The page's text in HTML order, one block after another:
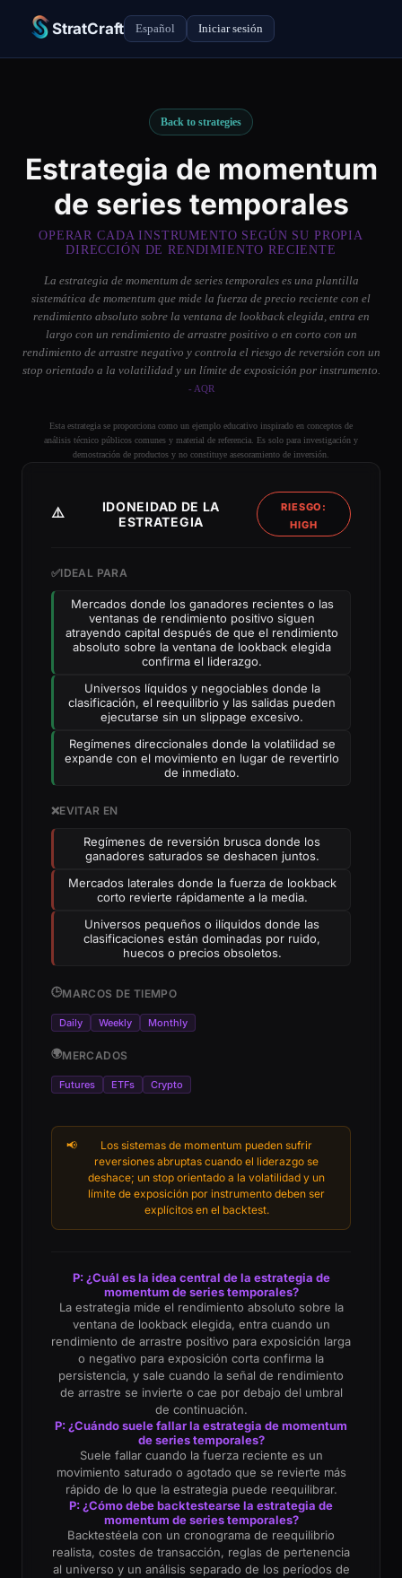
StratCraft Español Iniciar sesión
Back to strategies
Estrategia de momentum
de series temporales
OPERAR CADA INSTRUMENTO SEGÚN SU PROPIA
DIRECCIÓN DE RENDIMIENTO RECIENTE
La estrategia de momentum de series temporales es una plantilla
sistemática de momentum que mide la fuerza de precio reciente con el
rendimiento absoluto sobre la ventana de lookback elegida, entra en
largo con un rendimiento de arrastre positivo o en corto con un
rendimiento de arrastre negativo y controla el riesgo de reversión con un
stop orientado a la volatilidad y un límite de exposición por instrumento.
- AQR
Esta estrategia se proporciona como un ejemplo educativo inspirado en conceptos de
análisis técnico públicos comunes y material de referencia. Es solo para investigación y
demostración de productos y no constituye asesoramiento de inversión.
⚠️
IDONEIDAD DE LA
ESTRATEGIA
RIESGO:
HIGH
✅IDEAL PARA
Mercados donde los ganadores recientes o las
ventanas de rendimiento positivo siguen
atrayendo capital después de que el rendimiento
absoluto sobre la ventana de lookback elegida
confirma el liderazgo.
Universos líquidos y negociables donde la
clasificación, el reequilibrio y las salidas pueden
ejecutarse sin un slippage excesivo.
Regímenes direccionales donde la volatilidad se
expande con el movimiento en lugar de revertirlo
de inmediato.
❌EVITAR EN
Regímenes de reversión brusca donde los
ganadores saturados se deshacen juntos.
Mercados laterales donde la fuerza de lookback
corto revierte rápidamente a la media.
Universos pequeños o ilíquidos donde las
clasificaciones están dominadas por ruido,
huecos o precios obsoletos.
🕒MARCOS DE TIEMPO
Daily Weekly Monthly
🌍MERCADOS
Futures ETFs Crypto
📢
Los sistemas de momentum pueden sufrir
reversiones abruptas cuando el liderazgo se
deshace; un stop orientado a la volatilidad y un
límite de exposición por instrumento deben ser
explícitos en el backtest.
P: ¿Cuál es la idea central de la estrategia de
momentum de series temporales?
La estrategia mide el rendimiento absoluto sobre la
ventana de lookback elegida, entra cuando un
rendimiento de arrastre positivo para exposición larga
o negativo para exposición corta confirma la
persistencia, y sale cuando la señal de rendimiento
de arrastre se invierte o cae por debajo del umbral
de continuación.
P: ¿Cuándo suele fallar la estrategia de momentum
de series temporales?
Suele fallar cuando la fuerza reciente es un
movimiento saturado o agotado que se revierte más
rápido de lo que la estrategia puede reequilibrar.
P: ¿Cómo debe backtestearse la estrategia de
momentum de series temporales?
Backtestéela con un cronograma de reequilibrio
realista, costes de transacción, reglas de pertenencia
al universo y un análisis separado de los períodos de